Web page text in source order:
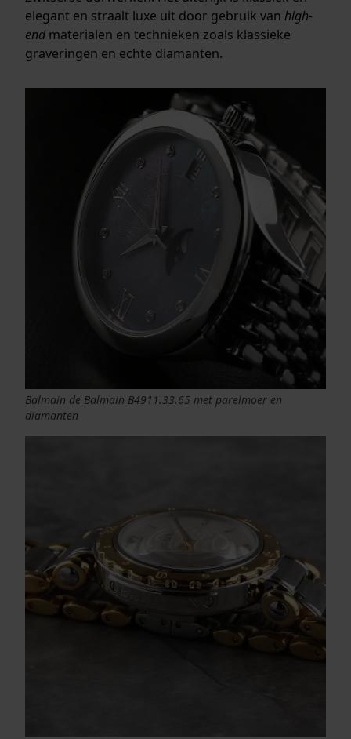
elegant en straalt luxe uit door gebruik van high-
endmaterialen en technieken zoals klassieke
graveringen en echte diamanten.
Balmain de Balmain B4911.33.65 met parelmoer en
diamanten